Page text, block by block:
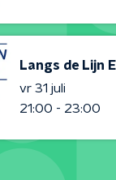
Langs de Lijn
vr 31 juli
21:00 - 23:00